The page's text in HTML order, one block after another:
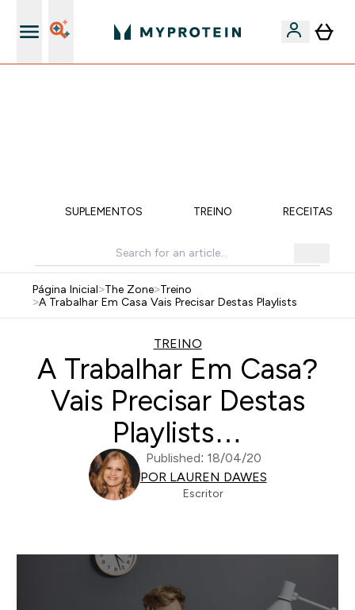
SUPLEMENTOS TREINO RECEITAS
Página Inicial>The Zone>Treino
>A Trabalhar Em Casa Vais Precisar Destas Playlists
TREINO
A Trabalhar Em Casa?
Vais Precisar Destas
Playlists…
Published: 18/04/20
POR LAUREN DAWES
Escritor